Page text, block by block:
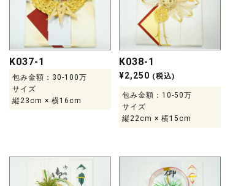
K037-1
包み金額：30-100万
サイズ
縦23cm × 横16cm
K038-1
¥2,250 (税込)
包み金額：10-50万
サイズ
縦22cm × 横15cm